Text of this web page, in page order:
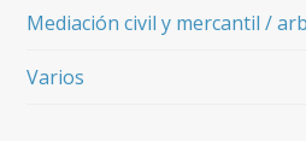
Mediación civil y mercantil /
Varios